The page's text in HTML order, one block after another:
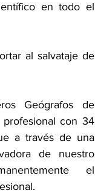
en todo el
al salvataje de
Geógrafos de
con 34
a través de una
de nuestro
el